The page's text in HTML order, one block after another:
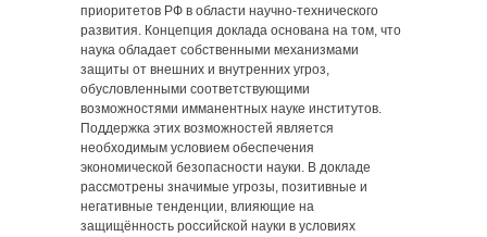
приоритетов РФ в области научно-технического
развития. Концепция доклада основана на том, что
наука обладает собственными механизмами
защиты от внешних и внутренних угроз,
обусловленными соответствующими
возможностями имманентных науке институтов.
Поддержка этих возможностей является
необходимым условием обеспечения
экономической безопасности науки. В докладе
рассмотрены значимые угрозы, позитивные и
негативные тенденции, влияющие на
защищённость российской науки в условиях